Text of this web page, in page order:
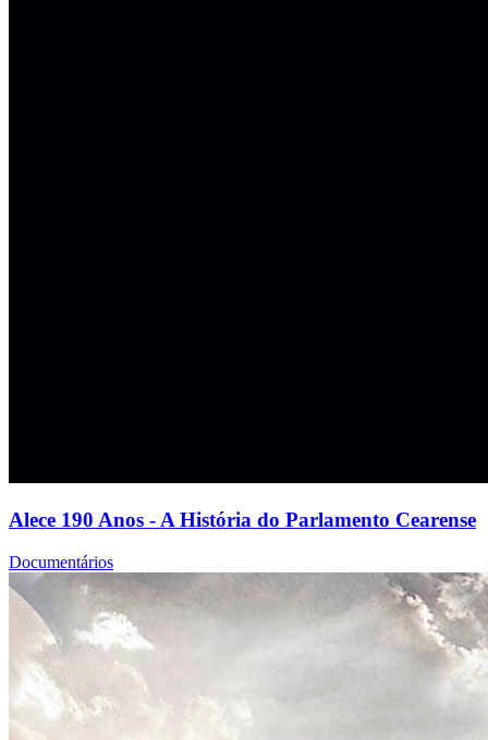
Alece 190 Anos - A História do Parlamento Cearense
Documentários